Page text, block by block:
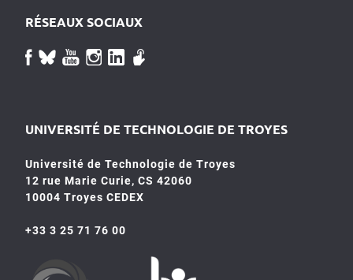
RÉSEAUX SOCIAUX
UNIVERSITÉ DE TECHNOLOGIE DE TROYES
Université de Technologie de Troyes
12 rue Marie Curie, CS 42060
10004 Troyes CEDEX
+33 3 25 71 76 00